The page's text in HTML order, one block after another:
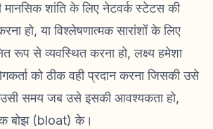
मानसिक शांति के लिए नेटवर्क स्टेटस की
हो, या विश्लेषणात्मक सारांशों के लिए
रूप से व्यवस्थित करना हो, लक्ष्य हमेशा
को ठीक वही प्रदान करना जिसकी उसे
समय जब उसे इसकी आवश्यकता हो,
बोझ (bloat) के।